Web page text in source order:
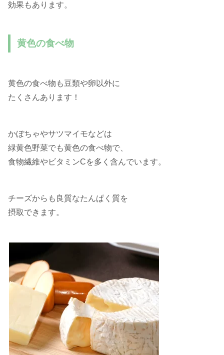
効果もあります。
黄色の食べ物
黄色の食べ物も豆類や卵以外に
たくさんあります！
かぼちゃやサツマイモなどは
緑黄色野菜でも黄色の食べ物で、
食物繊維やビタミンCを多く含んでいます。
チーズからも良質なたんぱく質を
摂取できます。